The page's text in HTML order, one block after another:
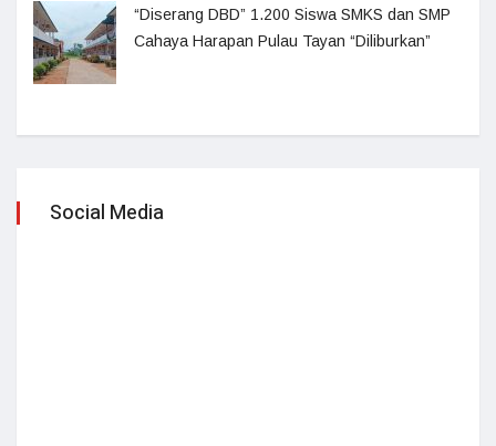
“Diserang DBD” 1.200 Siswa SMKS dan SMP
Cahaya Harapan Pulau Tayan “Diliburkan”
Social Media